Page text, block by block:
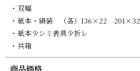
双幅
紙本・絹装 （各）136×22 201×32
紙本少シミ表具少折レ
共箱